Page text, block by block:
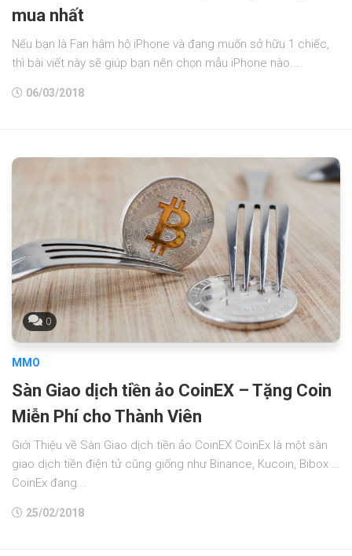
mua nhất
Nếu bạn là Fan hâm hộ iPhone và đang muốn sở hữu 1 chiếc,
thì bài viết này sẽ giúp bạn nên chọn mẫu iPhone nào....
06/03/2018
0
MMO
Sàn Giao dịch tiền ảo CoinEX – Tặng Coin
Miễn Phí cho Thành Viên
Giới Thiệu về Sàn Giao dịch tiền ảo CoinEX CoinEx là một sàn
giao dịch tiền điện tử cũng giống như Binance, Kucoin, Bibox …
CoinEx đang...
25/02/2018